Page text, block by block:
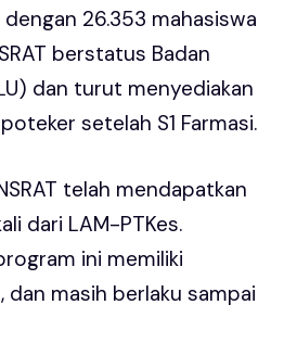
dengan 26.353 mahasiswa
berstatus Badan
dan turut menyediakan
setelah S1 Farmasi.
telah mendapatkan
dari LAM-PTKes.
ini memiliki
dan masih berlaku sampai